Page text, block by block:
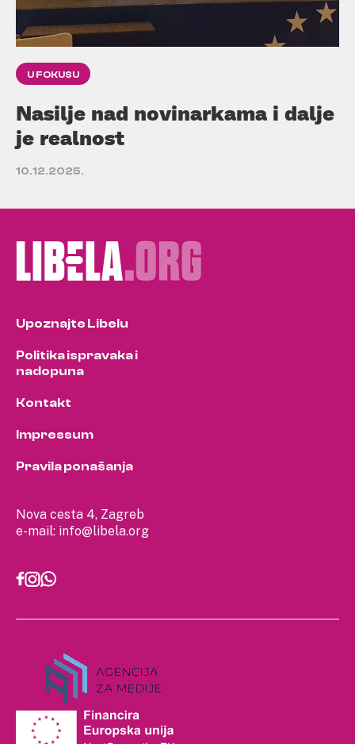
U FOKUSU
Nasilje nad novinarkama i dalje
je realnost
10.12.2025.
Nova cesta 4, Zagreb
e-mail: info@libela.org
Upoznajte Libelu
Politika ispravaka i
nadopuna
Kontakt
Impressum
Pravila ponašanja